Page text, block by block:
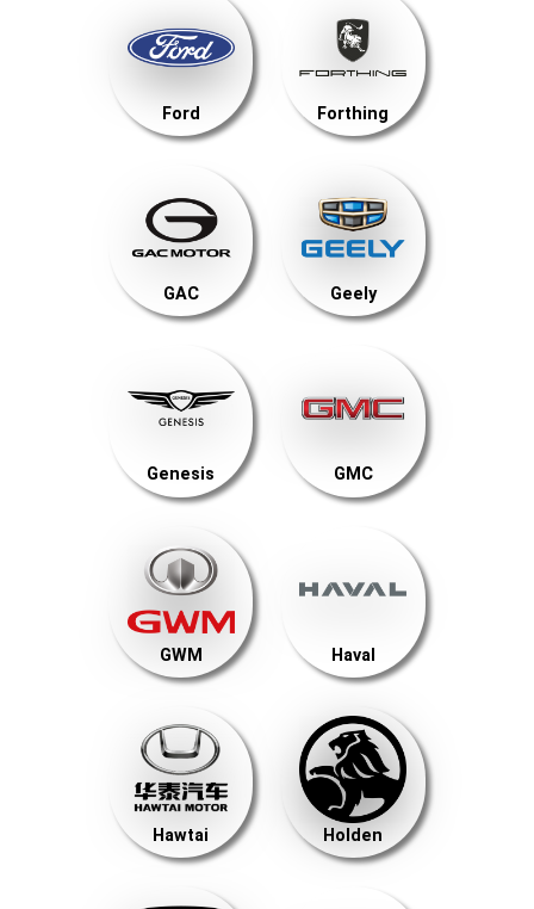
Ford Forthing
GAC Geely
Genesis GMC
GWM Haval
Hawtai Holden